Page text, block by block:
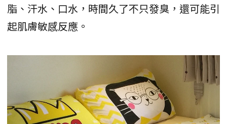
脂、汗水、口水，時間久了不只發臭，還可能引
起肌膚敏感反應。